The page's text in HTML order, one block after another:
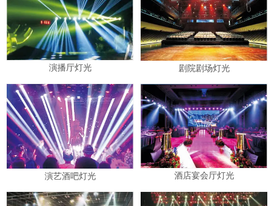
演播厅灯光 剧院剧场灯光
演艺酒吧灯光 酒店宴会厅灯光